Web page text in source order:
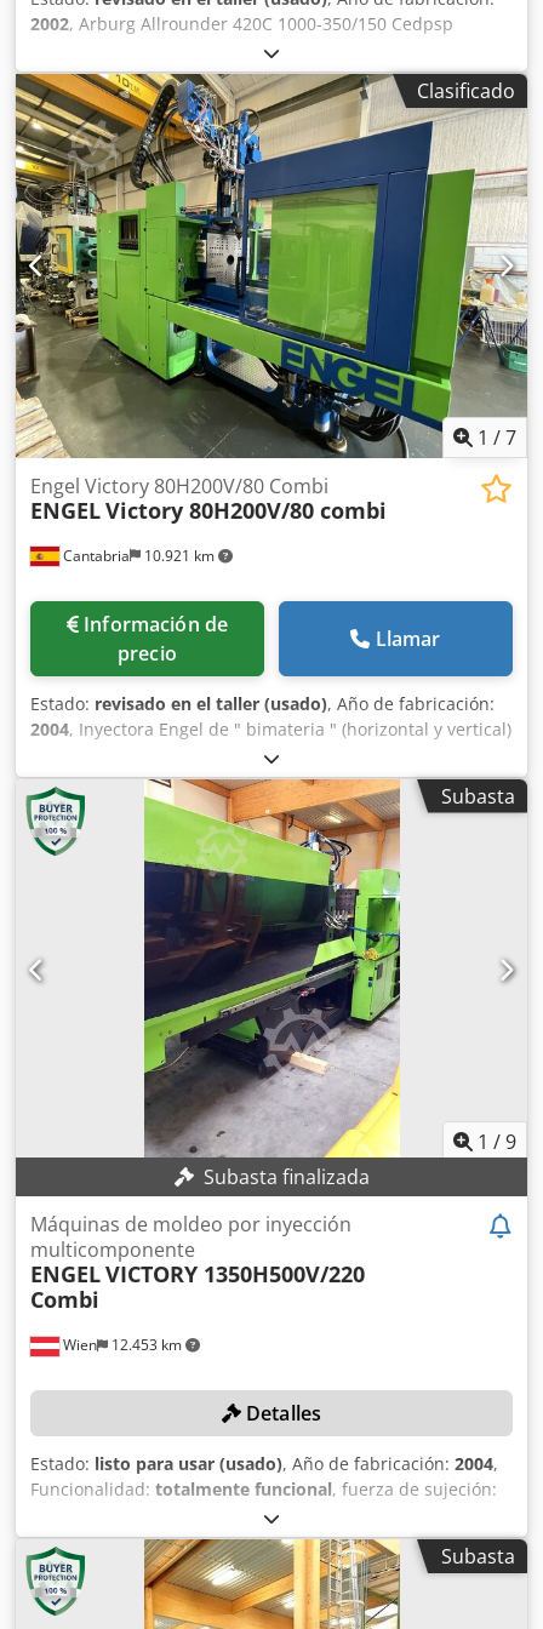
2002, Arburg Allrounder 420C 1000-350/150 Cedpsp
Audqofx Ahlsrf Arburg Bimateria de 100 toneladas de
fuerza en el cierre. Año de fabricación 2002. 79.115 horas
de trabajo. La maquina se entrega completamente
reacondicionada por nuestro equipo técnico de expertos y
en perfectas condiciones de trabajo. Podemos ofertar la
puesta en marcha en sus instalaciones con lo que
garantizamos el funcionamiento. Extras: Plato rotativo,
Robot Geiger, Molino Wanner. Detalles Técnicos POTENCIA
DE CIERRE 1000 kN DE HUSILLO Horizontal 40mm
Bimetalico DE HUSILLO Vertical 25mm PRESIÓN DE
INYECCIÓN 2500 BAR vertical/ 2120 BAR Horizontal
VOLUMEN DE INYECCIÓN Horizontal: 182cm3 VOLUMEN DE
INYECCIÓN Vertical 54cm3 DISTANCIA ENTRE COLUMNAS
420x420mm GROSOR DE MOLDE MINIMO 250mm
DISTANCIA MAXIMA ENTRE PLATOS 750mm HORAS DE
TRABAJO 79.115 AÑO DE FABRICACION 2002
Clasificado
1 /7
Cantabria 10.921 km
Engel Victory 80H200V/80 Combi
ENGELVictory 80H200V/80 combi
Información de
precio
Llamar
Estado: revisado en el taller (usado), Año de fabricación:
2004, Inyectora Engel de " bimateria " (horizontal y vertical)
de 80 toneladas para moldes INDEX. Año 2004, aprox.
58.000 horas de trabajo. La máquina se entrega
reacondicionada. Consulte sobre nuestro servicio de
Puesta en Marcha con garantía de funcionamiento Detalles
Técnicos POTENCIA DE CIERRE 800 kN AÑO DE
FABRICACION 2004 HORAS DE TRABAJO 58.332 DE HUSILLO
18 mm horizontal DE HUSILLO 30 mm vertical CARRERA DE
APERTURA 457mm PRESIÓN DE INYECCIÓN 2207 BAR
(horizontal) PRESIÓN DE INYECCIÓN 1451BAR (vertical)
VOLUMEN DE INYECCIÓN 26cm3 (horizontal) VOLUMEN DE
INYECCIÓN 99cm3 (vertical) Credpjp At Udefx Ahlef
Subasta
1 /9
Subasta finalizada
Wien 12.453 km
Máquinas de moldeo por inyección
multicomponente
ENGELVICTORY 1350H500V/220
Combi
Detalles
Estado: listo para usar (usado), Año de fabricación: 2004,
Funcionalidad: totalmente funcional, fuerza de sujeción:
, ¡Sin precio mínimo – venta garantizada al mejor
postor! DETALLES TÉCNICOS Fuerza de cierre: 220 t
Diámetro del husillo: 55 mm + 40 mm Volumen máximo de
inyección: 618 cm³ + 251 cm³ Crjdjy Exdxspfx Ahljf
DETALLES DE LA MÁQUINA Placa de sujeción: 960 x 830
Subasta